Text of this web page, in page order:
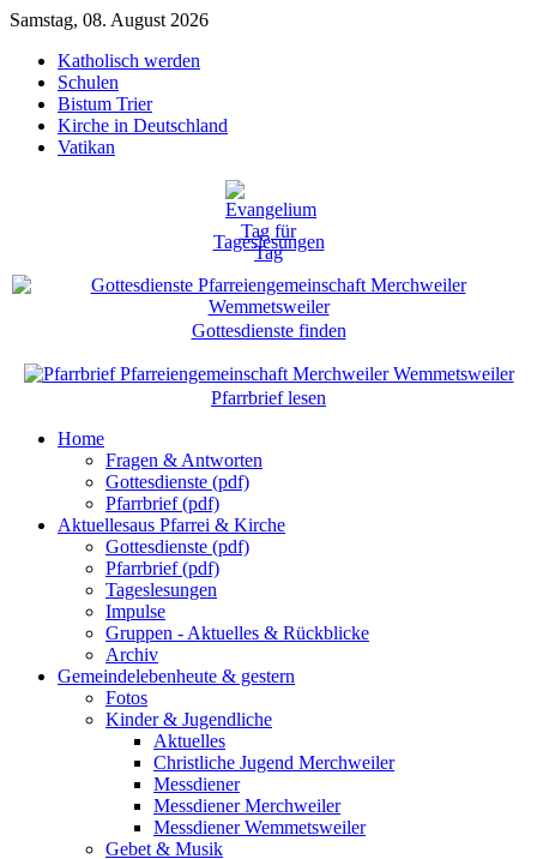
Samstag, 08. August 2026
Katholisch werden
Schulen
Bistum Trier
Kirche in Deutschland
Vatikan
Tageslesungen
Gottesdienste finden
Pfarrbrief lesen
Home
Fragen & Antworten
Gottesdienste (pdf)
Pfarrbrief (pdf)
Aktuellesaus Pfarrei & Kirche
Gottesdienste (pdf)
Pfarrbrief (pdf)
Tageslesungen
Impulse
Gruppen - Aktuelles & Rückblicke
Archiv
Gemeindelebenheute & gestern
Fotos
Kinder & Jugendliche
Aktuelles
Christliche Jugend Merchweiler
Messdiener
Messdiener Merchweiler
Messdiener Wemmetsweiler
Gebet & Musik